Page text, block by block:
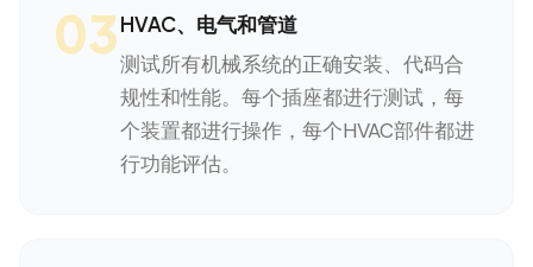
03HVAC、电气和管道
测试所有机械系统的正确安装、代码合
规性和性能。每个插座都进行测试，每
个装置都进行操作，每个HVAC部件都进
行功能评估。